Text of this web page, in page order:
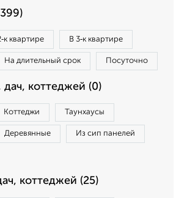
квартире В 3‑к квартире
На длительный срок Посуточно
коттеджей (0)
Коттеджи Таунхаусы
Деревянные Из сип панелей
коттеджей (25)